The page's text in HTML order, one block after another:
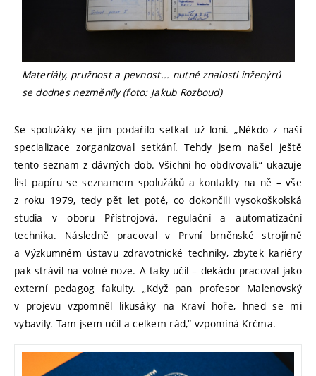
Materiály, pružnost a pevnost... nutné znalosti inženýrů
se dodnes nezměnily (foto: Jakub Rozboud)
Se spolužáky se jim podařilo setkat už loni. „Někdo z naší
specializace zorganizoval setkání. Tehdy jsem našel ještě
tento seznam z dávných dob. Všichni ho obdivovali,“ ukazuje
list papíru se seznamem spolužáků a kontakty na ně – vše
z roku 1979, tedy pět let poté, co dokončili vysokoškolská
studia v oboru Přístrojová, regulační a automatizační
technika. Následně pracoval v První brněnské strojírně
a Výzkumném ústavu zdravotnické techniky, zbytek kariéry
pak strávil na volné noze. A taky učil – dekádu pracoval jako
externí pedagog fakulty. „Když pan profesor Malenovský
v projevu vzpomněl likusáky na Kraví hoře, hned se mi
vybavily. Tam jsem učil a celkem rád,“ vzpomíná Krčma.